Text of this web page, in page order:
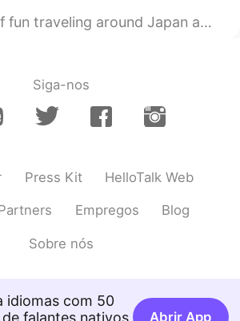
のメニューはこちら。彩り
ネ風うどんです♪
合わせはなんか可愛い感じ
花形にんじんと 、輪切り
ちょっと映えかなと思った
まぁまぁだった
た。
Japan again. It was fun walking around Sensouji. I was given ...
Siga-nos
Press Kit HelloTalk Web
Empregos Blog
Sobre nós
idiomas com 50
falantes nativos
Abrir App